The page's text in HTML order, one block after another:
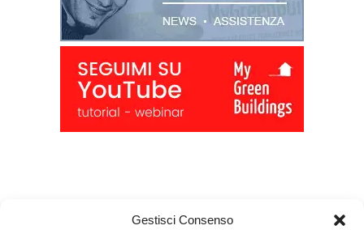
Gestisci Consenso